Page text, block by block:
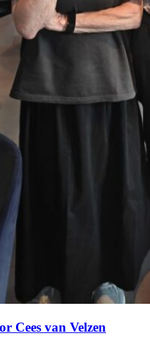
Cees van Velzen